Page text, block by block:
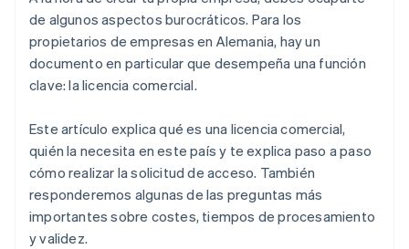
de algunos aspectos burocráticos. Para los
propietarios de empresas en Alemania, hay un
documento en particular que desempeña una función
clave: la licencia comercial.
Este artículo explica qué es una licencia comercial,
quién la necesita en este país y te explica paso a paso
cómo realizar la solicitud de acceso. También
responderemos algunas de las preguntas más
importantes sobre costes, tiempos de procesamiento
y validez.